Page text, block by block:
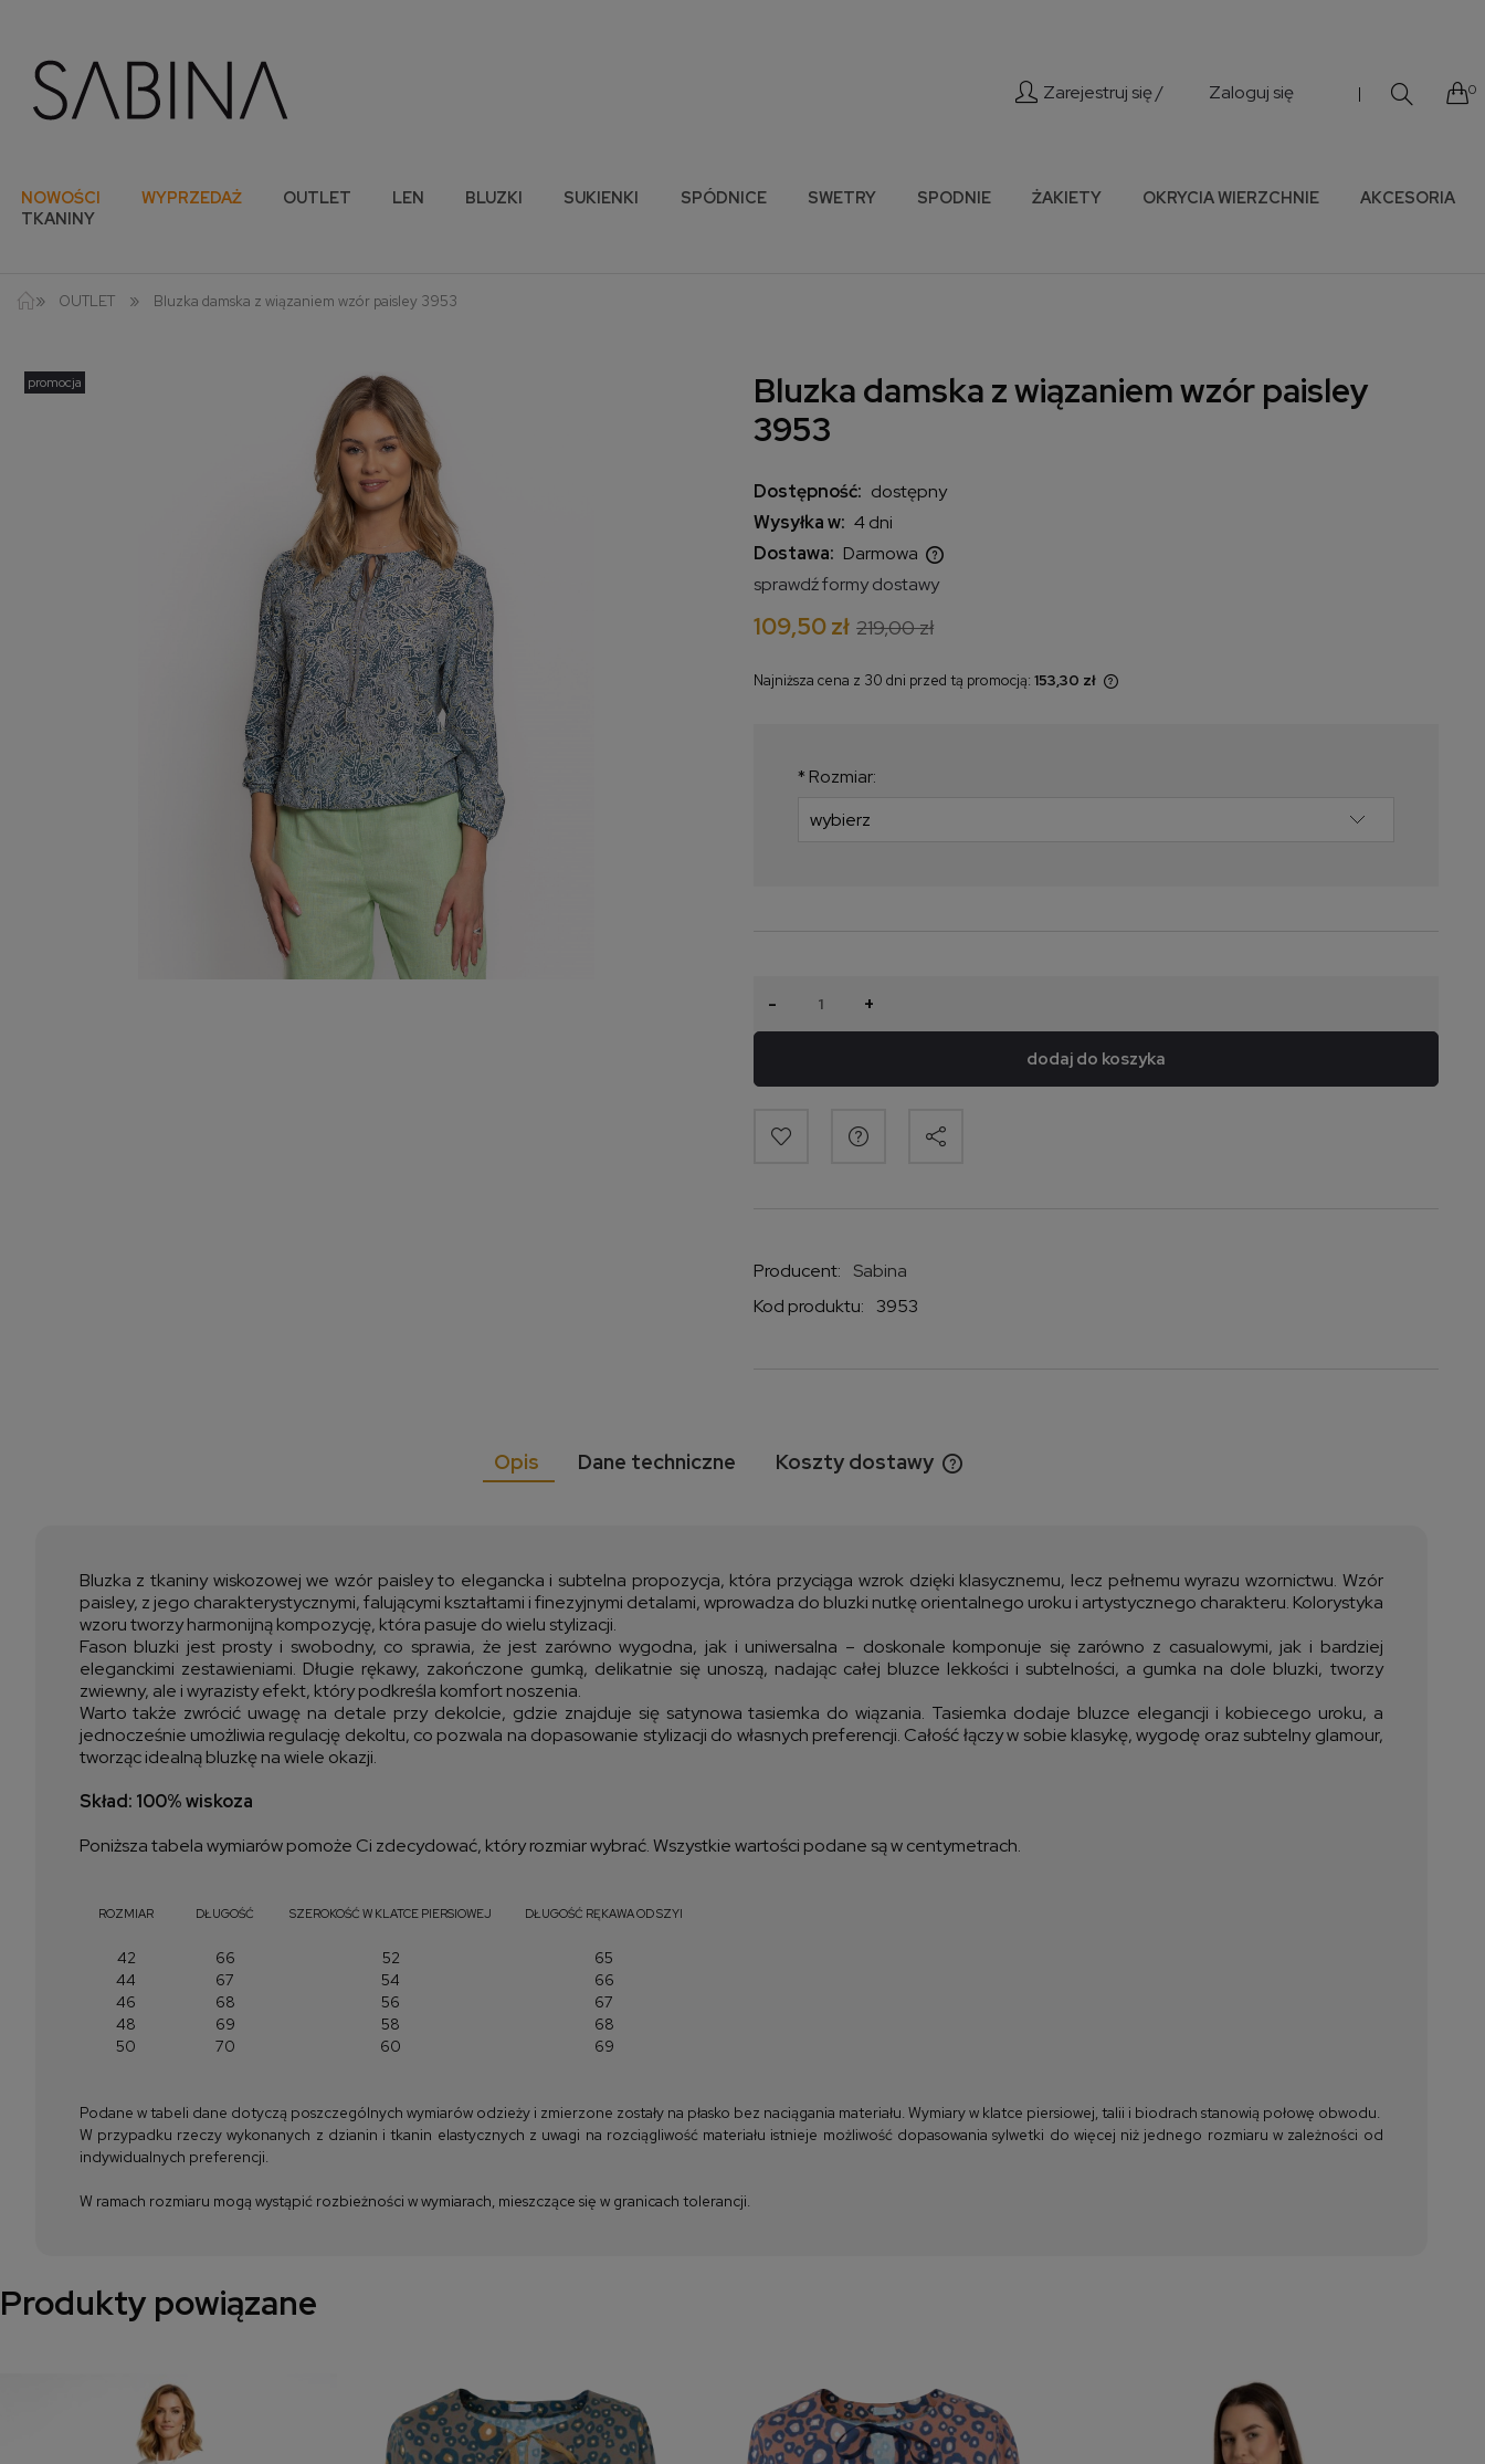
Zarejestruj się / Zaloguj się | 0
NOWOŚCI WYPRZEDAŻ OUTLET LEN BLUZKI SUKIENKI SPÓDNICE SWETRY SPODNIE ŻAKIETY OKRYCIA WIERZCHNIE
AKCESORIA
TKANINY
» OUTLET » Bluzka damska z wiązaniem wzór paisley 3953
promocja
Bluzka damska z wiązaniem wzór paisley
3953
Dostępność: dostępny
Wysyłka w: 4 dni
Dostawa: Darmowa
kosztów płatności
sprawdź formy dostawy
109,50 zł 219,00 zł
Najniższa cena z 30 dni przed tą promocją: 153,30 zł
najniższa cena od momentu, kiedy
* Rozmiar:
- +
dodaj do koszyka
Producent:
Sabina
Kod produktu:
3953
Opis Dane techniczne Koszty dostawy
Bluzka z tkaniny wiskozowej we wzór paisley to elegancka i subtelna propozycja, która przyciąga wzrok dzięki klasycznemu, lecz pełnemu wyrazu wzornictwu. Wzór
paisley, z jego charakterystycznymi, falującymi kształtami i finezyjnymi detalami, wprowadza do bluzki nutkę orientalnego uroku i artystycznego charakteru. Kolorystyka
wzoru tworzy harmonijną kompozycję, która pasuje do wielu stylizacji.
Fason bluzki jest prosty i swobodny, co sprawia, że jest zarówno wygodna, jak i uniwersalna – doskonale komponuje się zarówno z casualowymi, jak i bardziej
eleganckimi zestawieniami. Długie rękawy, zakończone gumką, delikatnie się unoszą, nadając całej bluzce lekkości i subtelności, a gumka na dole bluzki, tworzy
zwiewny, ale i wyrazisty efekt, który podkreśla komfort noszenia.
Warto także zwrócić uwagę na detale przy dekolcie, gdzie znajduje się satynowa tasiemka do wiązania. Tasiemka dodaje bluzce elegancji i kobiecego uroku, a
jednocześnie umożliwia regulację dekoltu, co pozwala na dopasowanie stylizacji do własnych preferencji. Całość łączy w sobie klasykę, wygodę oraz subtelny glamour,
tworząc idealną bluzkę na wiele okazji.
Skład: 100% wiskoza
Poniższa tabela wymiarów pomoże Ci zdecydować, który rozmiar wybrać. Wszystkie wartości podane są w centymetrach.
ROZMIAR DŁUGOŚĆ SZEROKOŚĆ W KLATCE PIERSIOWEJ DŁUGOŚĆ RĘKAWA OD SZYI
42 66 52
65
44
67 54
66
46
68 56
67
48
69 58
68
50
70 60 69
Podane w tabeli dane dotyczą poszczególnych wymiarów odzieży i zmierzone zostały na płasko bez naciągania materiału. Wymiary w klatce piersiowej, talii i biodrach stanowią połowę obwodu.
W przypadku rzeczy wykonanych z dzianin i tkanin elastycznych z uwagi na rozciągliwość materiału istnieje możliwość dopasowania sylwetki do więcej niż jednego rozmiaru w zależności od
indywidualnych preferencji.
W ramach rozmiaru mogą wystąpić rozbieżności w wymiarach, mieszczące się w granicach tolerancji.
Produkty powiązane